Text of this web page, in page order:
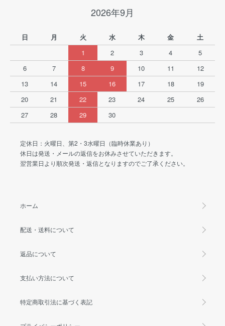
2026年9月
日 月 火 水 木 金
土
1
2 3 4
5
6
7 8 9 10 11
12
13
14 15 16 17 18
19
20
21 22 23 24 25
26
27
28 29 30
定休日：火曜日、第2・3水曜日（臨時休業あり）
休日は発送・メールの返信をお休みさせていただきます。
翌営業日より順次発送・返信となりますのでご了承ください。
ホーム
配送・送料について
返品について
支払い方法について
特定商取引法に基づく表記